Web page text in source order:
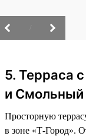
5. Терраса
и Смольный
Просторную
в зоне «Т-Город».